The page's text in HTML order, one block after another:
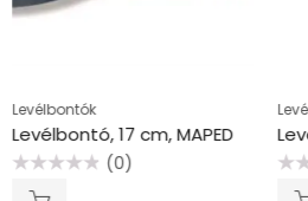
Levélbontók
Levélbontó, 17 cm, MAPED
(0)